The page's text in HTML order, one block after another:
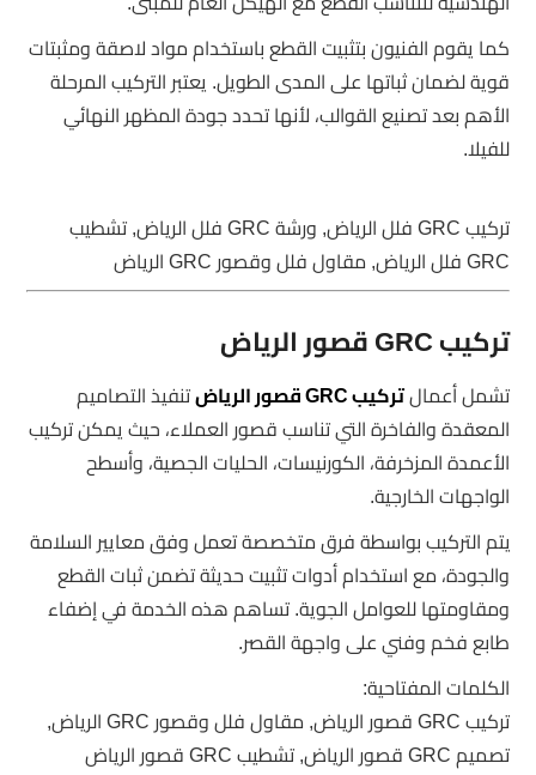
كما يقوم الفنيون بتثبيت القطع باستخدام مواد لاصقة ومثبتات
قوية لضمان ثباتها على المدى الطويل. يعتبر التركيب المرحلة
الأهم بعد تصنيع القوالب، لأنها تحدد جودة المظهر النهائي
للفيلا.
تركيب GRC فلل الرياض, ورشة GRC فلل الرياض, تشطيب
GRC فلل الرياض, مقاول فلل وقصور GRC الرياض
تركيب GRC قصور الرياض
تشمل أعمالتركيب GRC قصور الرياض
تنفيذ التصاميم
المعقدة والفاخرة التي تناسب قصور العملاء، حيث يمكن تركيب
الأعمدة المزخرفة، الكورنيسات، الحليات الجصية، وأسطح
الواجهات الخارجية.
يتم التركيب بواسطة فرق متخصصة تعمل وفق معايير السلامة
والجودة، مع استخدام أدوات تثبيت حديثة تضمن ثبات القطع
ومقاومتها للعوامل الجوية. تساهم هذه الخدمة في إضفاء
طابع فخم وفني على واجهة القصر.
الكلمات المفتاحية:
تركيب GRC قصور الرياض, مقاول فلل وقصور GRC الرياض,
تصميم GRC قصور الرياض, تشطيب GRC قصور الرياض